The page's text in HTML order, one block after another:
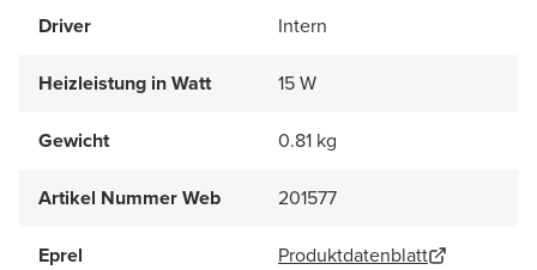
Driver Intern
Heizleistung in Watt 15 W
Gewicht 0.81 kg
Artikel Nummer Web 201577
Eprel Produktdatenblatt